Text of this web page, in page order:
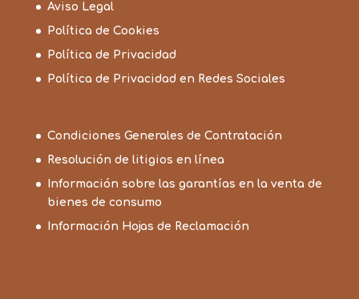
Aviso Legal
Política de Cookies
Política de Privacidad
Política de Privacidad en Redes Sociales
Condiciones Generales de Contratación
Resolución de litigios en línea
Información sobre las garantías en la venta de
bienes de consumo
Información Hojas de Reclamación